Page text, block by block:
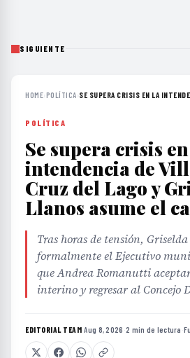
SIGUIENTE
HOME›POLÍTICA›SE SUPERA CRISIS EN LA
POLÍTICA
Se supera crisis
intendencia de
Cruz del Lago y
Llanos asume el
Tras horas de tensión,
formalmente el Ejecutivo
que Andrea Romanutti
interino y regresar al Concejo
EDITORIAL TEAM·Aug 8, 2026 ·2 min de lectura ·